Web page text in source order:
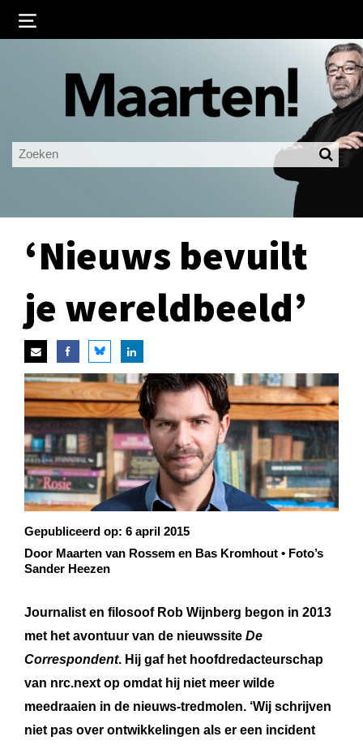
Ingelogd blijven
LOGIN
‘Nieuws bevuilt
je wereldbeeld’
Gepubliceerd op: 6 april 2015
Door Maarten van Rossem en Bas Kromhout • Foto’s
Sander Heezen
Journalist en filosoof Rob Wijnberg begon in 2013
met het avontuur van de nieuwssite De
Correspondent. Hij gaf het hoofdredacteurschap
van nrc.next op omdat hij niet meer wilde
meedraaien in de nieuws-tredmolen. ‘Wij schrijven
niet pas over ontwikkelingen als er een incident